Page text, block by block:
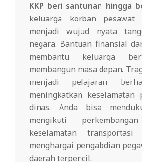
KKP beri santunan hingga
keluarga korban pesawat
menjadi wujud nyata
negara. Bantuan finansial
membantu keluarga
membangun masa depan.
menjadi pelajaran
meningkatkan keselamatan
dinas. Anda bisa
mengikuti
keselamatan
menghargai pengabdian
daerah terpencil.